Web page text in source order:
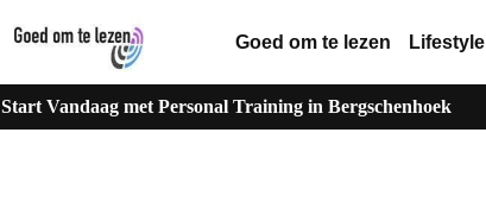
Goed om te lezen Lifestyle
Start Vandaag met Personal Training in Bergschenhoek